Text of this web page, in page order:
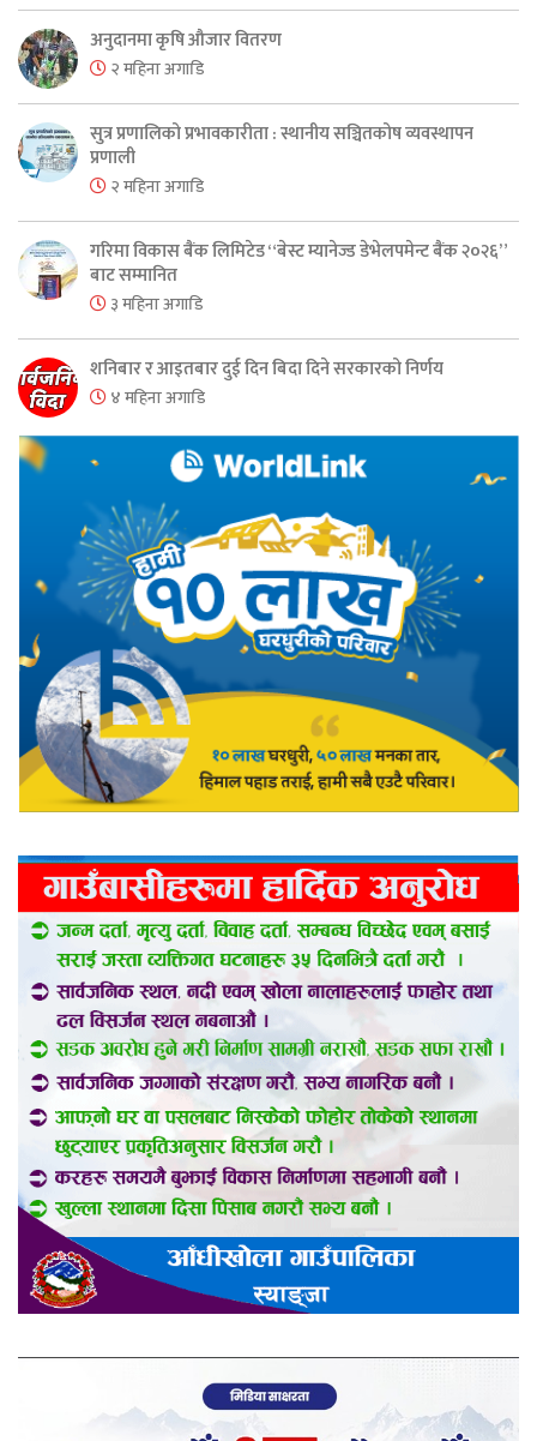
अनुदानमा कृषि औजार वितरण
२ महिना अगाडि
सुत्र प्रणालिको प्रभावकारीता : स्थानीय सञ्चितकोष व्यवस्थापन
प्रणाली
२ महिना अगाडि
गरिमा विकास बैंक लिमिटेड “बेस्ट म्यानेज्ड डेभेलपमेन्ट बैंक २०२६”
बाट सम्मानित
३ महिना अगाडि
शनिबार र आइतबार दुई दिन बिदा दिने सरकारको निर्णय
४ महिना अगाडि